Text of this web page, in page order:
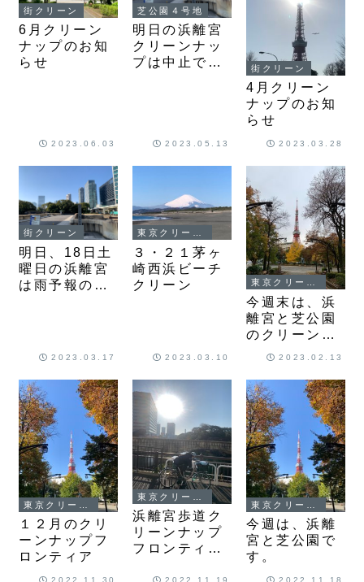
街クリーン
6月クリーン
ナップのお知
らせ
2023.06.03
芝公園４号地
明日の浜離宮
クリーンナッ
プは中止で
2023.05.13
街クリーン
4月クリーン
ナップのお知
らせ
2023.03.28
街クリーン
明日、18日土
曜日の浜離宮
は雨予報の為
2023.03.17
３・２１茅ヶ
崎西浜ビーチ
クリーン
2023.03.10
今週末は、浜
離宮と芝公園
のクリーンナ
ップ。2023.02.13
１２月のクリ
ーンナップフ
ロンティア
2022.11.30
浜離宮歩道ク
リーンナップ
フロンティア
2022.11.19
今週は、浜離
宮と芝公園で
す。
2022.11.18